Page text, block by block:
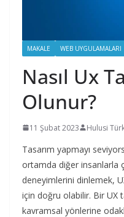
MAKALE WEB UYGULAMALARI
Nasıl Ux
Olunur?
11 Şubat 2023 Hulusi
Tasarım yapmayı
ortamda diğer insanlarla
deneyimlerini dinlemek,
için doğru olabilir. Bir UX
kavramsal yönlerine